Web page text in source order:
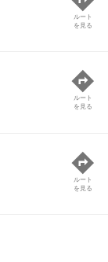
ルート
を見る
ルート
を見る
ルート
を見る